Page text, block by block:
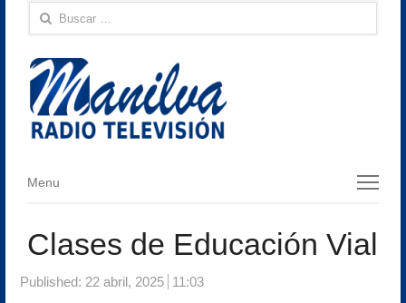
Buscar:
Menu
Menu
Clases de Educación Vial
Published: 22 abril, 2025 11:03